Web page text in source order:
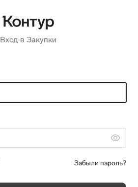
Вход в Закупки
Забыли пароль?